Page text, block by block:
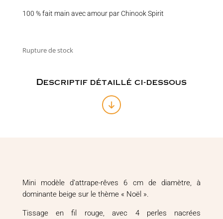
100 % fait main avec amour par Chinook Spirit
Rupture de stock
Descriptif détaillé ci-dessous
Mini modèle d’attrape-rêves 6 cm de diamètre, à
dominante beige sur le thème « Noël ».
Tissage en fil rouge, avec 4 perles nacrées